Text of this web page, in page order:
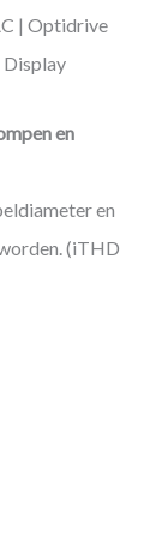
| Optidrive
en
en
(iTHD